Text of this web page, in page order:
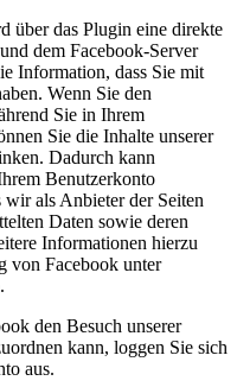
über das Plugin eine direkte
dem Facebook-Server
Information, dass Sie mit
Wenn Sie den
Sie in Ihrem
Sie die Inhalte unserer
Dadurch kann
Benutzerkonto
als Anbieter der Seiten
Daten sowie deren
Informationen hierzu
von Facebook unter
den Besuch unserer
kann, loggen Sie sich
aus.